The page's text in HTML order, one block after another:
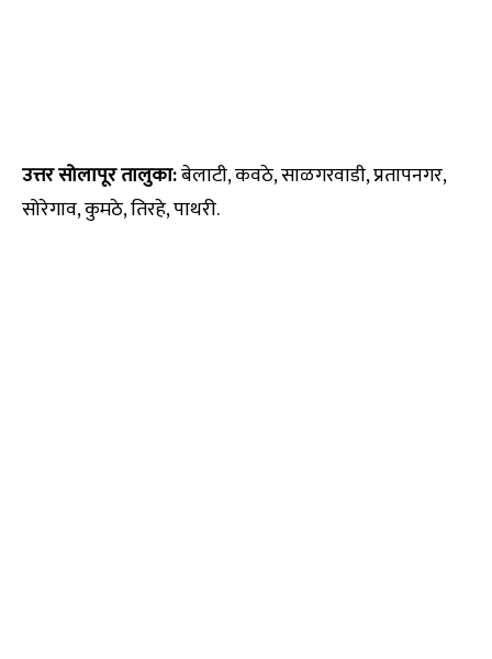
उत्तर सोलापूर तालुका:बेलाटी, कवठे, साळगरवाडी, प्रतापनगर,
सोरेगाव, कुमठे, तिरहे, पाथरी.